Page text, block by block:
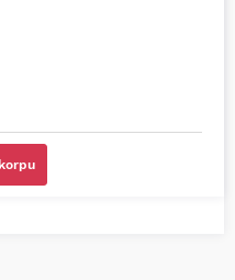
Savić, Beograd (Toyota